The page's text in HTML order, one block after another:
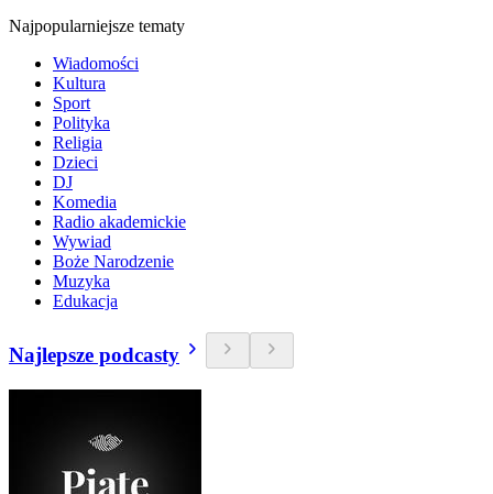
Najpopularniejsze tematy
Wiadomości
Kultura
Sport
Polityka
Religia
Dzieci
DJ
Komedia
Radio akademickie
Wywiad
Boże Narodzenie
Muzyka
Edukacja
Najlepsze podcasty